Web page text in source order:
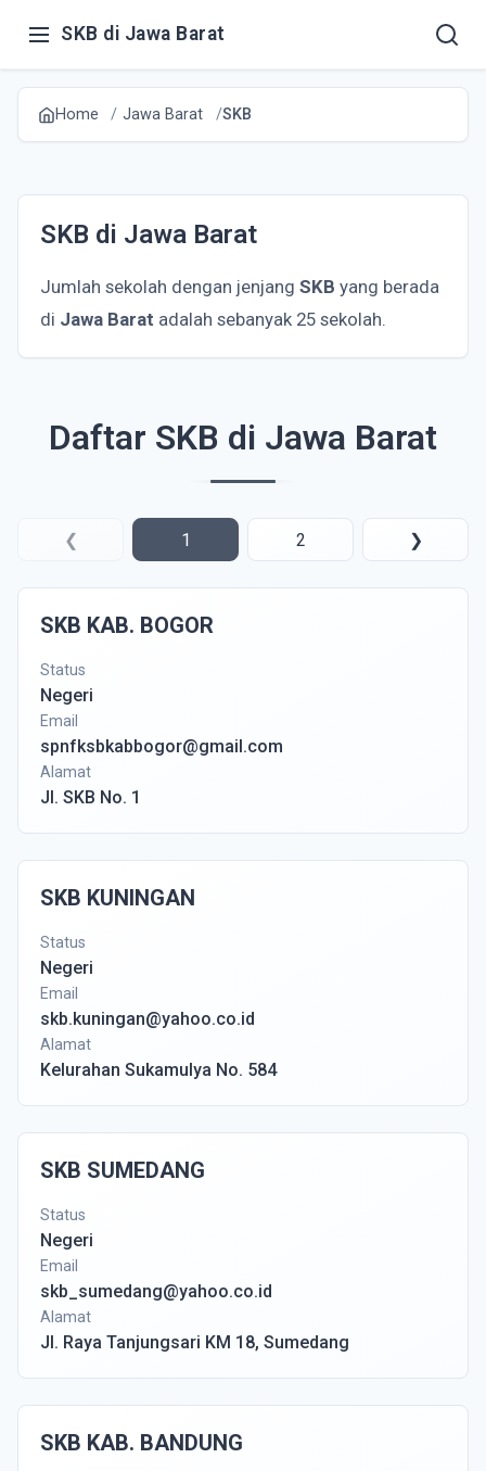
SKB di Jawa Barat
Home Jawa Barat SKB
SKB di Jawa Barat
Jumlah sekolah dengan jenjang SKB yang berada
di Jawa Barat adalah sebanyak 25 sekolah.
Daftar SKB di Jawa Barat
❮ 1 2 ❯
SKB KAB. BOGOR
Status
Negeri
Email
spnfksbkabbogor@gmail.com
Alamat
Jl. SKB No. 1
SKB KUNINGAN
Status
Negeri
Email
skb.kuningan@yahoo.co.id
Alamat
Kelurahan Sukamulya No. 584
SKB SUMEDANG
Status
Negeri
Email
skb_sumedang@yahoo.co.id
Alamat
Jl. Raya Tanjungsari KM 18, Sumedang
SKB KAB. BANDUNG